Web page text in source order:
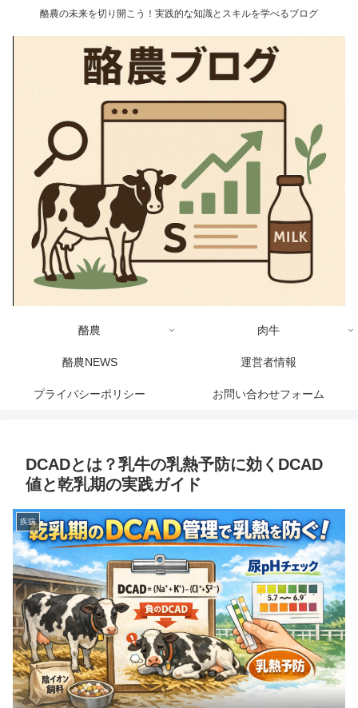
酪農の未来を切り開こう！実践的な知識とスキルを学べるブログ
酪農 肉牛
酪農NEWS 運営者情報
プライバシーポリシー お問い合わせフォーム
DCADとは？乳牛の乳熱予防に効くDCAD
値と乾乳期の実践ガイド
疾病